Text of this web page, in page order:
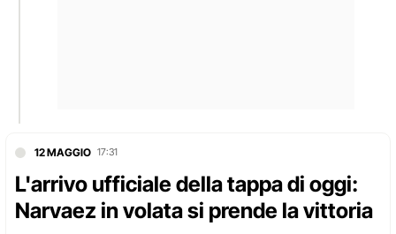
12 MAGGIO 17:31
L'arrivo ufficiale della tappa di oggi:
Narvaez in volata si prende la vittoria